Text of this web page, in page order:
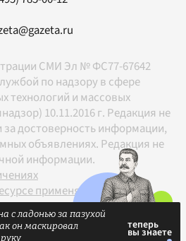
СМИ Эл № ФС77-67642
по надзору в сфере
технологий и массовых
10.11.2016 г. Редакция не
за достоверность информации,
объявлениях. Редакция не
информации.
применяются
в соответствии с
с ладонью за пазухой
он маскировал